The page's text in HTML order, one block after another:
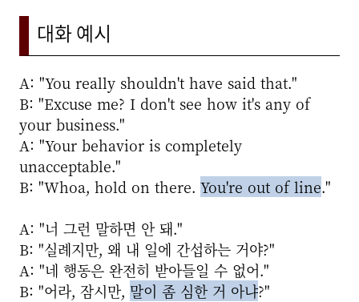
대화 예시
A: "You really shouldn't have said that."
B: "Excuse me? I don't see how it's any of
your business."
A: "Your behavior is completely
unacceptable."
B: "Whoa, hold on there. You're out of line."
A: "너 그런 말하면 안 돼."
B: "실례지만, 왜 내 일에 간섭하는 거야?"
A: "네 행동은 완전히 받아들일 수 없어."
B: "어라, 잠시만, 말이 좀 심한 거 아냐?"